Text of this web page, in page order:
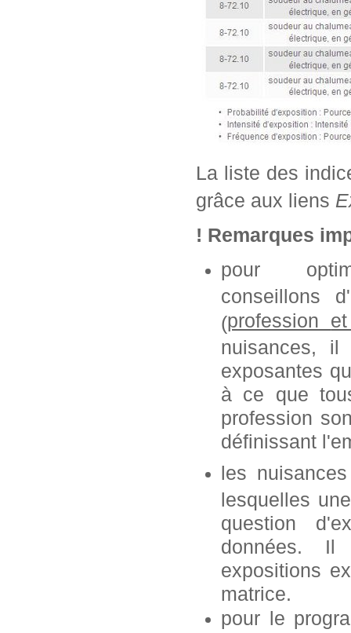
La liste des
grâce aux liens
! Remarques
pour
conseillons
(profession
nuisances, il
exposantes
à ce que
profession
définissant
les
lesquelles
question
données. Il
expositions
matrice.
pour le